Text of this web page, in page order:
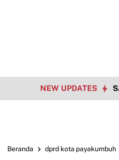
NEW UPDATES
Beranda dprd kota payakumbuh